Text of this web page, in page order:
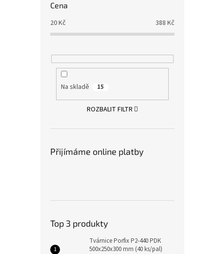
Cena
20Kč 388 Kč
Na skladě 15
ROZBALIT FILTR
Přijímáme online platby
Top 3 produkty
Tvárnice Porfix P2-440 PDK
500x250x300 mm (40 ks/pal)